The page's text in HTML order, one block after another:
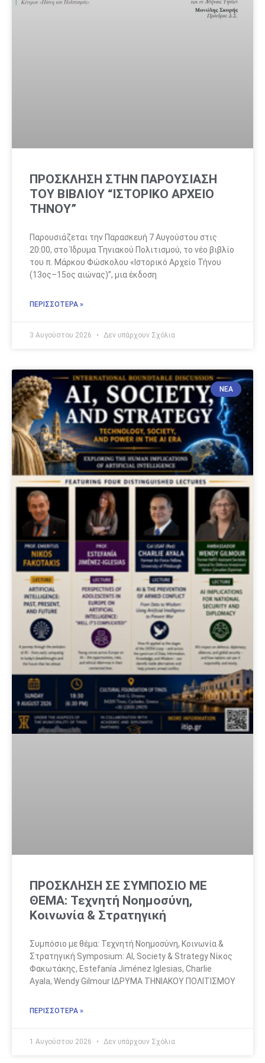
ΠΡΟΣΚΛΗΣΗ ΣΤΗΝ ΠΑΡΟΥΣΙΑΣΗ
ΤΟΥ ΒΙΒΛΙΟΥ “ΙΣΤΟΡΙΚΟ ΑΡΧΕΙΟ
ΤΗΝΟΥ”
Παρουσιάζεται την Παρασκευή 7 Αυγούστου στις
20:00, στο Ίδρυμα Τηνιακού Πολιτισμού, το νέο βιβλίο
του π. Μάρκου Φώσκολου «Ιστορικό Αρχείο Τήνου
(13ος–15ος αιώνας)”, μια έκδοση
ΠΕΡΙΣΣΟΤΕΡΑ »
3 Αυγούστου 2026 Δεν υπάρχουν Σχόλια
ΝΈΑ
ΠΡΟΣΚΛΗΣΗ ΣΕ ΣΥΜΠΟΣΙΟ ΜΕ
ΘΕΜΑ: Τεχνητή Νοημοσύνη,
Κοινωνία & Στρατηγική
Συμπόσιο με θέμα: Τεχνητή Νοημοσύνη, Κοινωνία &
Στρατηγική Symposium: AI, Society & Strategy Νίκος
Φακωτάκης, Estefanía Jiménez Iglesias, Charlie
Ayala, Wendy Gilmour ΙΔΡΥΜΑ ΤΗΝΙΑΚΟΥ ΠΟΛΙΤΙΣΜΟΥ
ΠΕΡΙΣΣΟΤΕΡΑ »
1 Αυγούστου 2026 Δεν υπάρχουν Σχόλια